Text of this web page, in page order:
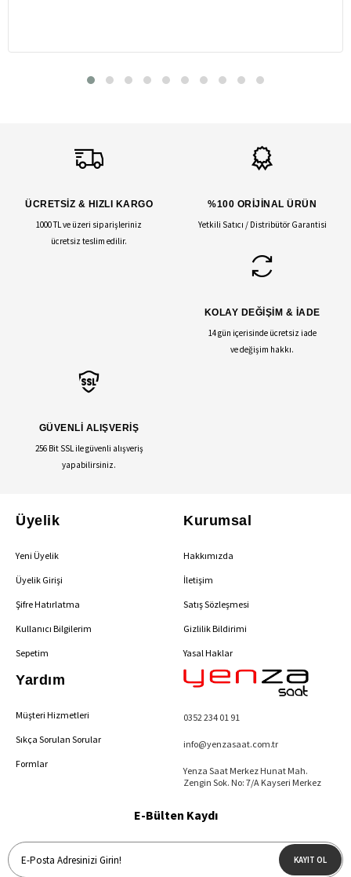
ÜCRETSİZ & HIZLI KARGO
1000 TL ve üzeri siparişleriniz
ücretsiz teslim edilir.
%100 ORİJİNAL ÜRÜN
Yetkili Satıcı / Distribütör Garantisi
KOLAY DEĞİŞİM & İADE
14 gün içerisinde ücretsiz iade
ve değişim hakkı.
GÜVENLİ ALIŞVERİŞ
256 Bit SSL ile güvenli alışveriş
yapabilirsiniz.
Üyelik
Yeni Üyelik
Üyelik Girişi
Şifre Hatırlatma
Kullanıcı Bilgilerim
Sepetim
Kurumsal
Hakkımızda
İletişim
Satış Sözleşmesi
Gizlilik Bildirimi
Yasal Haklar
Yardım
Müşteri Hizmetleri
Sıkça Sorulan Sorular
Formlar
0352 234 01 91
info@yenzasaat.com.tr
Yenza Saat Merkez Hunat Mah.
Zengin Sok. No: 7/A Kayseri Merkez
E-Bülten Kaydı
KAYIT OL